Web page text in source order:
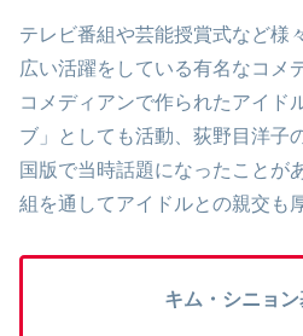
テレビ番組や芸能授賞式など様
広い活躍をしている有名なコメ
コメディアンで作られたアイド
ブ」としても活動、荻野目洋子
国版で当時話題になったことが
組を通してアイドルとの親交も
キム・シニョ